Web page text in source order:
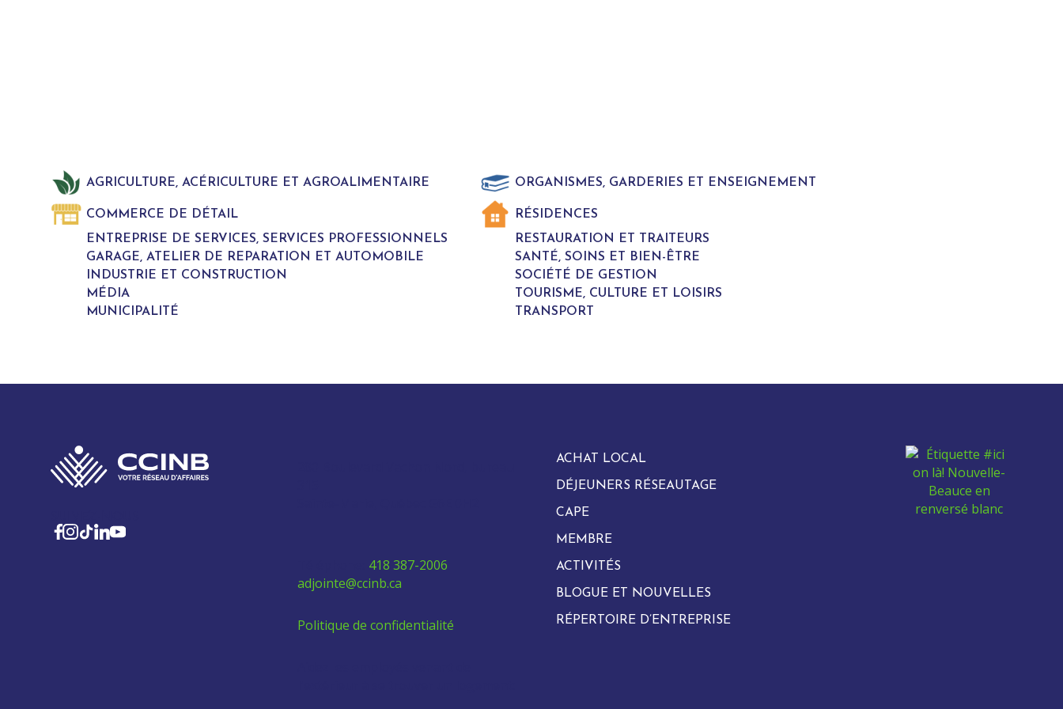
AGRICULTURE, ACÉRICULTURE ET AGROALIMENTAIRE ORGANISMES, GARDERIES ET ENSEIGNEMENT
COMMERCE DE DÉTAIL
RÉSIDENCES
ENTREPRISE DE SERVICES, SERVICES PROFESSIONNELS
RESTAURATION ET TRAITEURS
GARAGE, ATELIER DE REPARATION ET AUTOMOBILE
SANTÉ, SOINS ET BIEN-ÊTRE
INDUSTRIE ET CONSTRUCTION
SOCIÉTÉ DE GESTION
MÉDIA
TOURISME, CULTURE ET LOISIRS
MUNICIPALITÉ
TRANSPORT
418 387-2006
adjointe@ccinb.ca
Politique de confidentialité
ACHAT LOCAL
DÉJEUNERS RÉSEAUTAGE
CAPE
MEMBRE
ACTIVITÉS
BLOGUE ET NOUVELLES
RÉPERTOIRE D’ENTREPRISE